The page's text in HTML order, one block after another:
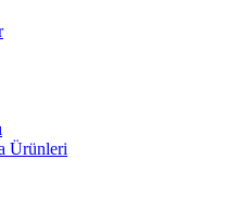
Ürünleri